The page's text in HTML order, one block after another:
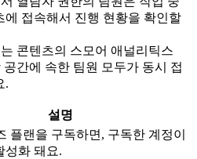
에 접속해서 진행 현황을 확인할
콘텐츠의 스모어 애널리틱스
간에 속한 팀원 모두가 동시 접
.
설명
플랜을 구독하면, 구독한 계정이
성화 돼요.